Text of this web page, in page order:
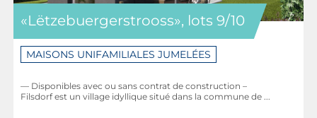
«Lëtzebuergerstrooss», lots 9/10
MAISONS UNIFAMILIALES JUMELÉES
— Disponibles avec ou sans contrat de construction –
Filsdorf est un village idyllique situé dans la commune de ...